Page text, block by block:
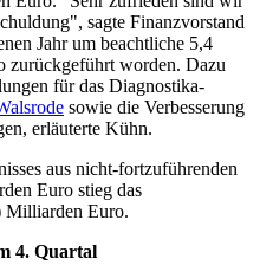
sagte Finanzvorstand
Jahr um beachtliche 5,4
worden. Dazu
für das Diagnostika-
sowie die Verbesserung
erläuterte Kühn.
aus nicht-fortzuführenden
Euro stieg das
Milliarden Euro.
4. Quartal